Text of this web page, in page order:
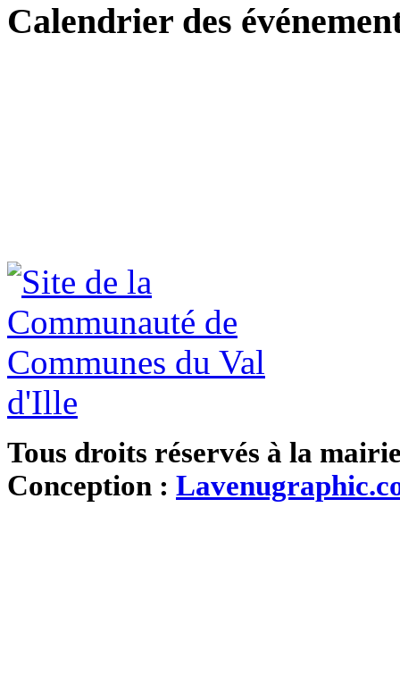
Calendrier des
Tous droits réservés à la
Conception :